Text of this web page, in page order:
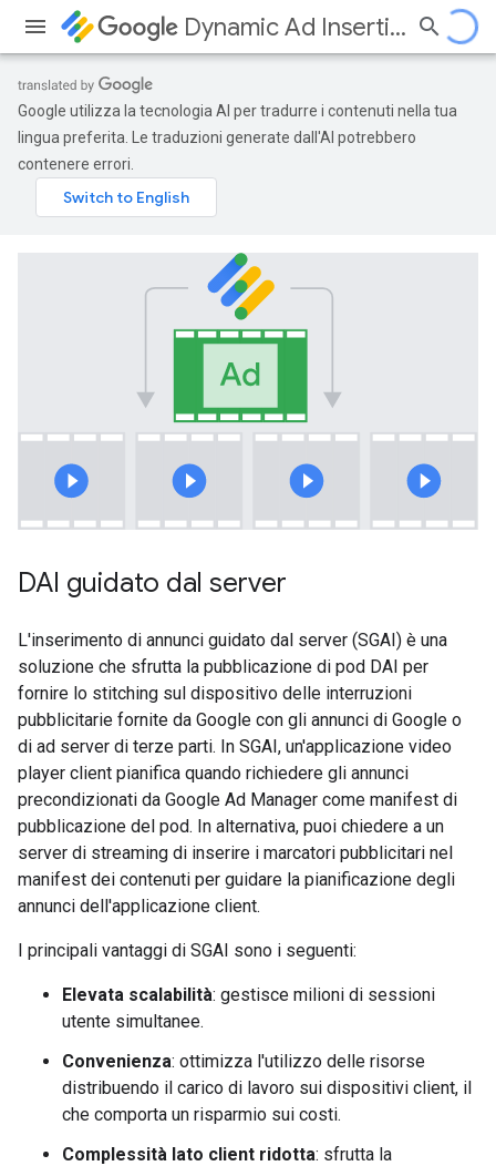
Dynamic Ad Insertion
Google utilizza la tecnologia AI per tradurre i contenuti nella tua
lingua preferita. Le traduzioni generate dall'AI potrebbero
contenere errori.
DAI guidato dal server
L'inserimento di annunci guidato dal server (SGAI) è una
soluzione che sfrutta la pubblicazione di pod DAI per
fornire lo stitching sul dispositivo delle interruzioni
pubblicitarie fornite da Google con gli annunci di Google o
di ad server di terze parti. In SGAI, un'applicazione video
player client pianifica quando richiedere gli annunci
precondizionati da Google Ad Manager come manifest di
pubblicazione del pod. In alternativa, puoi chiedere a un
server di streaming di inserire i marcatori pubblicitari nel
manifest dei contenuti per guidare la pianificazione degli
annunci dell'applicazione client.
I principali vantaggi di SGAI sono i seguenti:
Elevata scalabilità: gestisce milioni di sessioni
utente simultanee.
Convenienza: ottimizza l'utilizzo delle risorse
distribuendo il carico di lavoro sui dispositivi client, il
che comporta un risparmio sui costi.
Complessità lato client ridotta: sfrutta la